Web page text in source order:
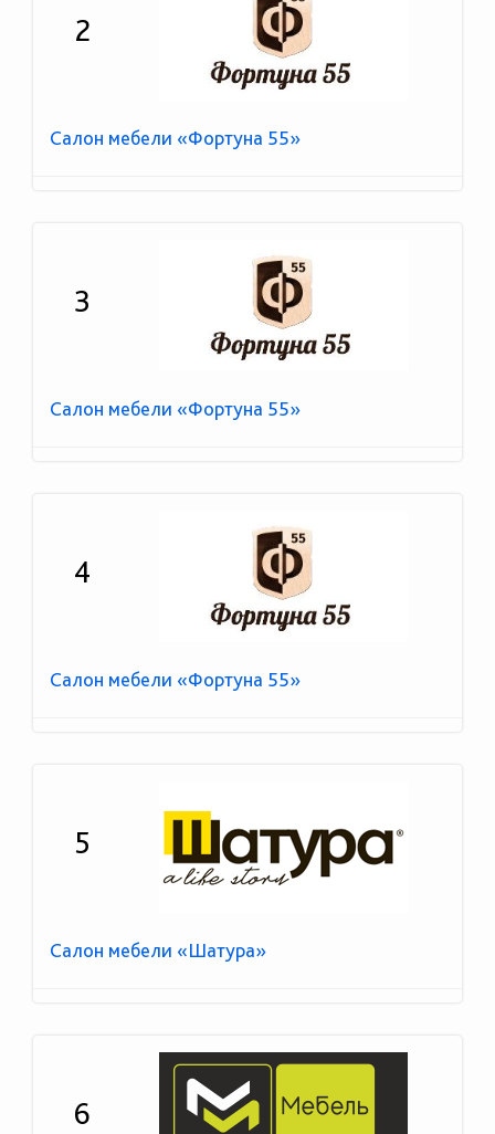
2
Салон мебели «Фортуна 55»
3
Салон мебели «Фортуна 55»
4
Салон мебели «Фортуна 55»
5
Салон мебели «Шатура»
6